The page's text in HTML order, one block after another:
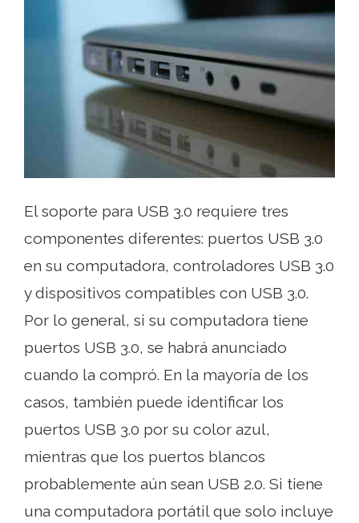
El soporte para USB 3.0 requiere tres
componentes diferentes: puertos USB 3.0
en su computadora, controladores USB 3.0
y dispositivos compatibles con USB 3.0.
Por lo general, si su computadora tiene
puertos USB 3.0, se habrá anunciado
cuando la compró. En la mayoría de los
casos, también puede identificar los
puertos USB 3.0 por su color azul,
mientras que los puertos blancos
probablemente aún sean USB 2.0. Si tiene
una computadora portátil que solo incluye